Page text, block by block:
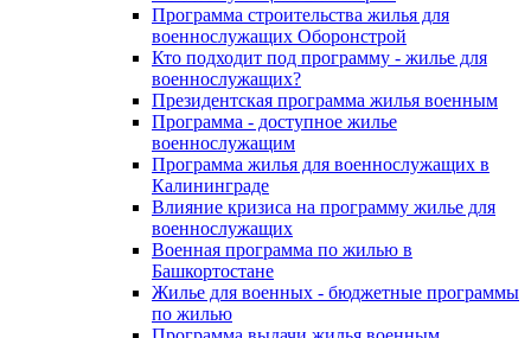
Программа строительства жилья для
военнослужащих Оборонстрой
Кто подходит под программу - жилье для
военнослужащих?
Президентская программа жилья военным
Программа - доступное жилье
военнослужащим
Программа жилья для военнослужащих в
Калининграде
Влияние кризиса на программу жилье для
военнослужащих
Военная программа по жилью в
Башкортостане
Жилье для военных - бюджетные программы
по жилью